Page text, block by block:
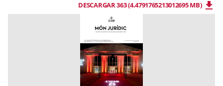
DESCARGAR 363 (4.4791765213012695 MB)